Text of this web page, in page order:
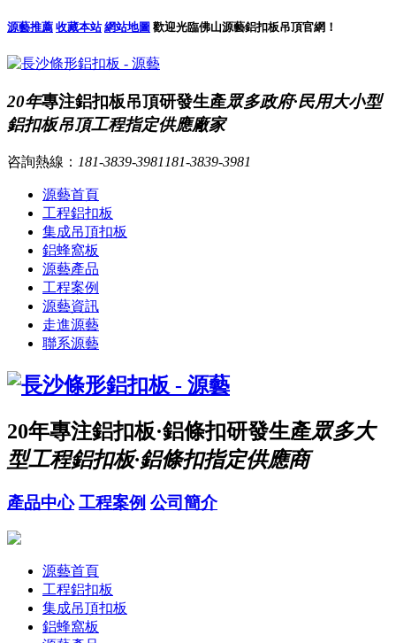
源藝推薦 收藏本站 網站地圖 歡迎光臨佛山源藝鋁扣板吊頂官網！
20年專注鋁扣板吊頂研發生產眾多政府·民用大小型
鋁扣板吊頂工程指定供應廠家
咨詢熱線： 181-3839-3981 181-3839-3981
源藝首頁
工程鋁扣板
集成吊頂扣板
鋁蜂窩板
源藝產品
工程案例
源藝資訊
走進源藝
聯系源藝
20年專注鋁扣板·鋁條扣研發生產眾多大
型工程鋁扣板·鋁條扣指定供應商
產品中心 工程案例 公司簡介
源藝首頁
工程鋁扣板
集成吊頂扣板
鋁蜂窩板